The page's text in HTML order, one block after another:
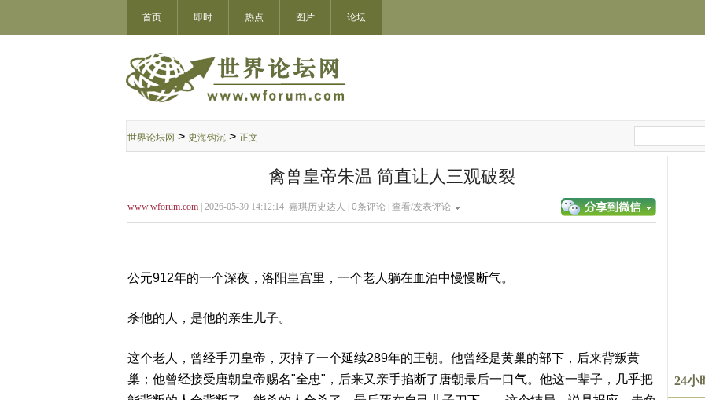
首页 即时 热点 图片 论坛
世界论坛网 > 史海钩沉 > 正文
禽兽皇帝朱温 简直让人三观破裂
www.wforum.com | 2026-05-30 14:12:14 嘉琪历史达人 | 0条评论 | 查看/发表评论
公元912年的一个深夜，洛阳皇宫里，一个老人躺在血泊中慢慢断气。
杀他的人，是他的亲生儿子。
这个老人，曾经手刃皇帝，灭掉了一个延续289年的王朝。他曾经是黄巢的部下，后来背叛黄
巢；他曾经接受唐朝皇帝赐名"全忠"，后来又亲手掐断了唐朝最后一口气。他这一辈子，几乎把
24小